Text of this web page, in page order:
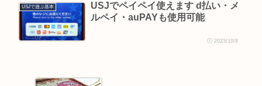
USJで遊ぶ基本
USJでペイペイ使えます d払い・メ
ルペイ・auPAYも使用可能
2023/10/8